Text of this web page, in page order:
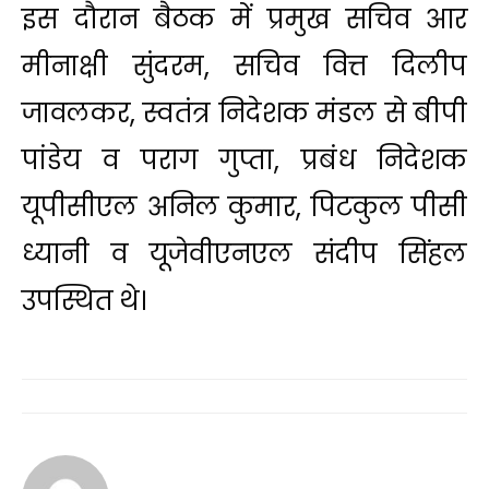
इस दौरान बैठक में प्रमुख सचिव आर
मीनाक्षी सुंदरम, सचिव वित्त दिलीप
जावलकर, स्वतंत्र निदेशक मंडल से बीपी
पांडेय व पराग गुप्ता, प्रबंध निदेशक
यूपीसीएल अनिल कुमार, पिटकुल पीसी
ध्यानी व यूजेवीएनएल संदीप सिंहल
उपस्थित थे।